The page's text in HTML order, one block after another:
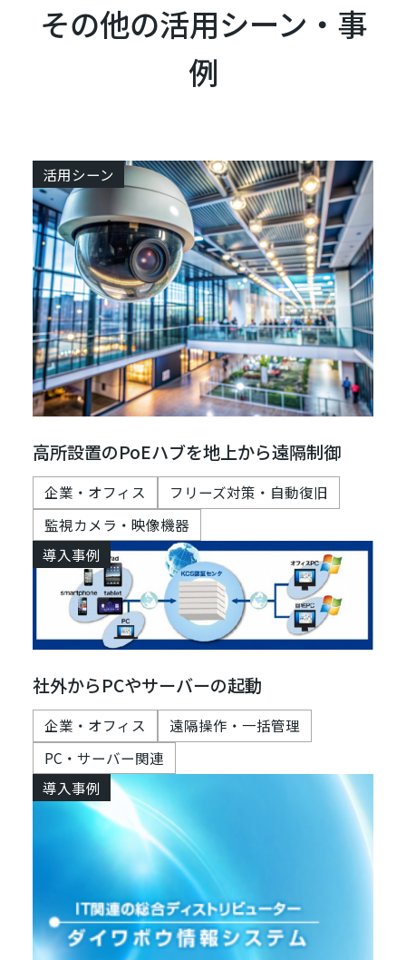
その他の活用シーン・事
例
活用シーン
高所設置のPoEハブを地上から遠隔制御
企業・オフィス
フリーズ対策・自動復旧
監視カメラ・映像機器
導入事例
社外からPCやサーバーの起動
企業・オフィス
遠隔操作・一括管理
PC・サーバー関連
導入事例